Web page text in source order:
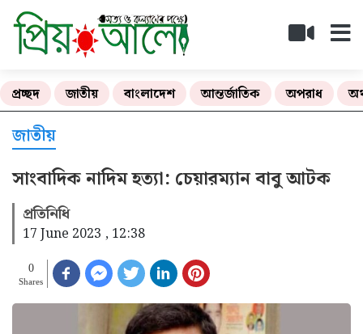
প্রচ্ছদ জাতীয় বাংলাদেশ আন্তর্জাতিক অপরাধ
জাতীয়
সাংবাদিক নাদিম হত্যা: চেয়ারম্যান বাবু আটক
প্রতিনিধি
17 June 2023 , 12:38
0
Shares